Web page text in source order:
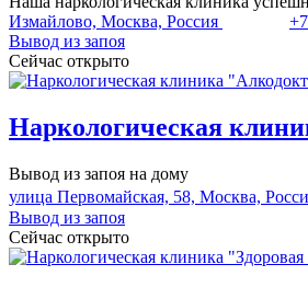
Измайлово, Москва, Россия
Вывод из запоя
Сейчас открыто
Наркологическая
Вывод из запоя на дому
улица Первомайская, 58, Москва,
Вывод из запоя
Сейчас открыто